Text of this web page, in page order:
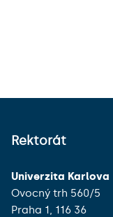
Rektorát
Univerzita Karlova
Ovocný trh 560/5
Praha 1, 116 36